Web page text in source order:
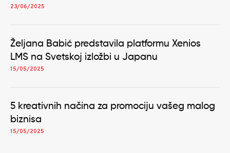
23/06/2025
Željana Babić predstavila platformu Xenios
LMS na Svetskoj izložbi u Japanu
15/05/2025
5 kreativnih načina za promociju vašeg malog
biznisa
15/05/2025